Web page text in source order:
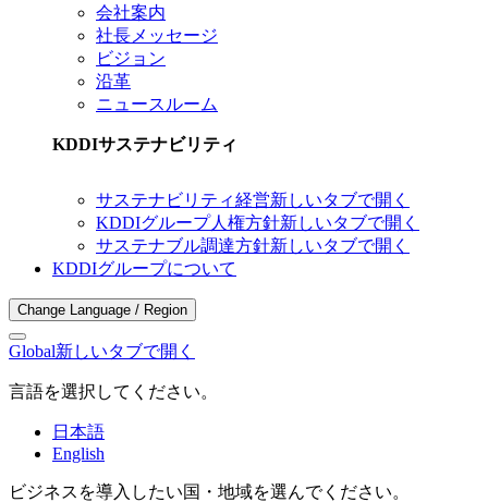
会社案内
社長メッセージ
ビジョン
沿革
ニュースルーム
KDDIサステナビリティ
サステナビリティ経営新しいタブで開く
KDDIグループ人権方針新しいタブで開く
サステナブル調達方針新しいタブで開く
KDDIグループについて
Change Language / Region
Global新しいタブで開く
言語を選択してください。
日本語
English
ビジネスを導入したい国・地域を選んでください。